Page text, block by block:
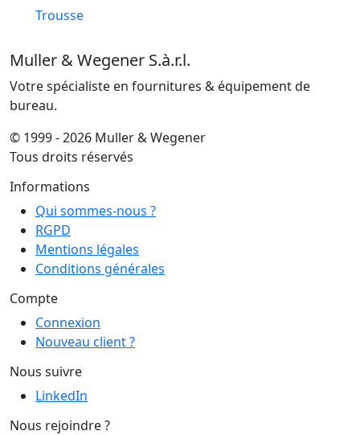
Trousse
Muller & Wegener S.à.r.l.
Votre spécialiste en fournitures & équipement de
bureau.
© 1999 - 2026 Muller & Wegener
Tous droits réservés
Informations
Qui sommes-nous ?
RGPD
Mentions légales
Conditions générales
Compte
Connexion
Nouveau client ?
Nous suivre
LinkedIn
Nous rejoindre ?